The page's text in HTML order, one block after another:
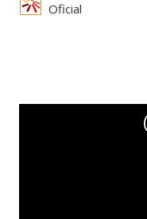
Oficial